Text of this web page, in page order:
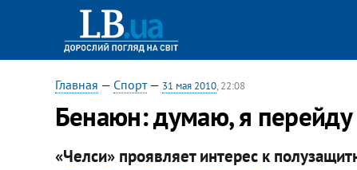
Главная — Спорт— 31 мая 2010, 22:08
Бенаюн: думаю, я перейду
«Челси» проявляет интерес к